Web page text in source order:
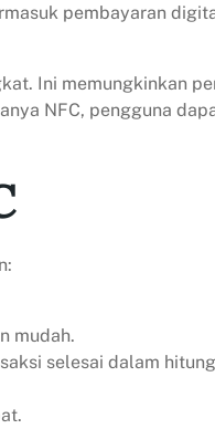
pembayaran
Ini memungkinkan
NFC, pengguna
mudah.
selesai dalam